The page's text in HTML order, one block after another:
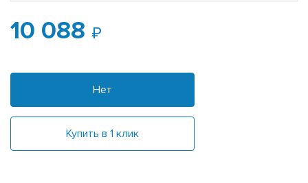
10 088
Нет
Купить в 1 клик